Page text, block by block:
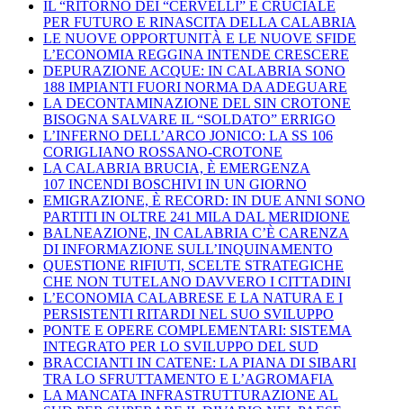
IL “RITORNO DEI “CERVELLI” È CRUCIALE
PER FUTURO E RINASCITA DELLA CALABRIA
LE NUOVE OPPORTUNITÀ E LE NUOVE SFIDE
L’ECONOMIA REGGINA INTENDE CRESCERE
DEPURAZIONE ACQUE: IN CALABRIA SONO
188 IMPIANTI FUORI NORMA DA ADEGUARE
LA DECONTAMINAZIONE DEL SIN CROTONE
BISOGNA SALVARE IL “SOLDATO” ERRIGO
L’INFERNO DELL’ARCO JONICO: LA SS 106
CORIGLIANO ROSSANO-CROTONE
LA CALABRIA BRUCIA, È EMERGENZA
107 INCENDI BOSCHIVI IN UN GIORNO
EMIGRAZIONE, È RECORD: IN DUE ANNI SONO
PARTITI IN OLTRE 241 MILA DAL MERIDIONE
BALNEAZIONE, IN CALABRIA C’È CARENZA
DI INFORMAZIONE SULL’INQUINAMENTO
QUESTIONE RIFIUTI, SCELTE STRATEGICHE
CHE NON TUTELANO DAVVERO I CITTADINI
L’ECONOMIA CALABRESE E LA NATURA E I
PERSISTENTI RITARDI NEL SUO SVILUPPO
PONTE E OPERE COMPLEMENTARI: SISTEMA
INTEGRATO PER LO SVILUPPO DEL SUD
BRACCIANTI IN CATENE: LA PIANA DI SIBARI
TRA LO SFRUTTAMENTO E L’AGROMAFIA
LA MANCATA INFRASTRUTTURAZIONE AL